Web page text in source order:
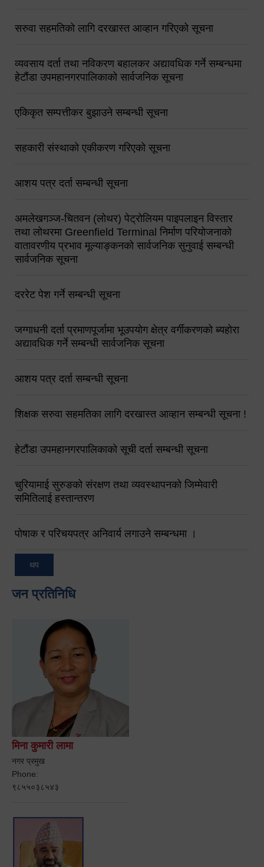
सरुवा सहमतिको लागि दरखास्त आव्हान गरिएको सूचना
व्यवसाय दर्ता तथा नविकरण बहालकर अद्यावधिक गर्ने सम्बन्धमा
हेटौंडा उपमहानगरपालिकाको सार्वजनिक सूचना
एकिकृत सम्पत्तीकर बुझाउने सम्बन्धी सूचना
सहकारी संस्थाको एकीकरण गरिएको सूचना
आशय पत्र दर्ता सम्बन्धी सूचना
अमलेखगञ्ज-चितवन (लोथर) पेट्रोलियम पाइपलाइन विस्तार
तथा लोथरमा Greenfield Terminal निर्माण परियोजनाको
वातावरणीय प्रभाव मूल्याङ्कनको सार्वजनिक सुनुवाई सम्बन्धी
सार्वजनिक सूचना
दररेट पेश गर्ने सम्बन्धी सूचना
जग्गाधनी दर्ता प्रमाणपूर्जामा भूउपयोग क्षेत्र वर्गीकरणको ब्यहोरा
अद्यावधिक गर्ने सम्बन्धी सार्वजनिक सूचना
आशय पत्र दर्ता सम्बन्धी सूचना
शिक्षक सरुवा सहमतिका लागि दरखास्त आव्हान सम्बन्धी सूचना !
हेटौंडा उपमहानगरपालिकाको सूची दर्ता सम्बन्धी सूचना
चुरियामाई सुरुङको संरक्षण तथा व्यवस्थापनको जिम्मेवारी
समितिलाई हस्तान्तरण
पोषाक र परिचयपत्र अनिवार्य लगाउने सम्बन्धमा ।
थप
जन प्रतिनिधि
मिना कुमारी लामा
नगर प्रमुख
Phone:
९८५५०३८५४३